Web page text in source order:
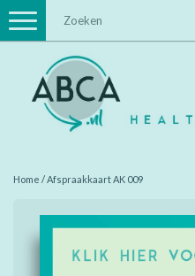
Toggle
navigation
Home /Afspraakkaart AK 009